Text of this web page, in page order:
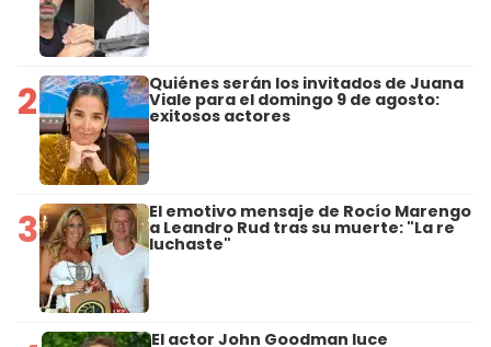
2 Quiénes serán los invitados de Juana
Viale para el domingo 9 de agosto:
exitosos actores
3 El emotivo mensaje de Rocío Marengo
a Leandro Rud tras su muerte: "La re
luchaste"
El actor John Goodman luce